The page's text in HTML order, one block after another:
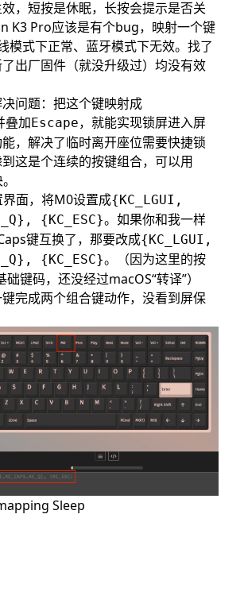
，短按是休眠，长按会提示是否关
K3 Pro应该是有个bug，映射一个键
模式下正常、蓝牙模式下无效。找了
出厂固件（就没升级过）均没有效
问题：把这个键映射成
叠加 Escape，就能实现锁屏进入屏
，解决了临时离开座位需要快捷锁
这是个连续的按键组合，可以用
面，将M0设置成{KC_LGUI,
{KC_ESC}。如果你和我一样
键互换了，那要改成{KC_LGUI,
{KC_ESC}。（因为这里的按
键码，还没经过macOS“转译”）
完成两个组合键动作，没看到屏保
Sleep